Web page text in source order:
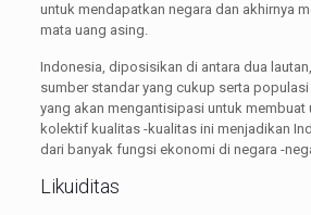
untuk mendapatkan negara dan akhirnya
mata uang asing.
Indonesia, diposisikan di antara dua
sumber standar yang cukup serta
yang akan mengantisipasi untuk membuat
kolektif kualitas -kualitas ini menjadikan
dari banyak fungsi ekonomi di negara -
Likuiditas